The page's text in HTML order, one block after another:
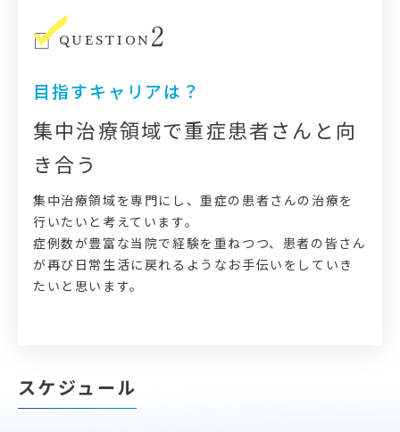
QUESTION 2
目指すキャリアは？
集中治療領域で重症患者さんと向
き合う
集中治療領域を専門にし、重症の患者さんの治療を
行いたいと考えています。
症例数が豊富な当院で経験を重ねつつ、患者の皆さん
が再び日常生活に戻れるようなお手伝いをしていき
たいと思います。
スケジュール